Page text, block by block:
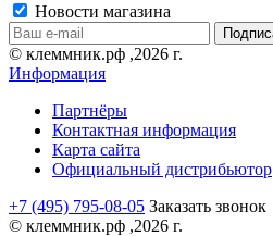
Новости магазина
© клеммник.рф ,2026 г.
Информация
Партнёры
Контактная информация
Карта сайта
Официальный дистрибьютор
+7 (495) 795-08-05 Заказать звонок
© клеммник.рф ,2026 г.